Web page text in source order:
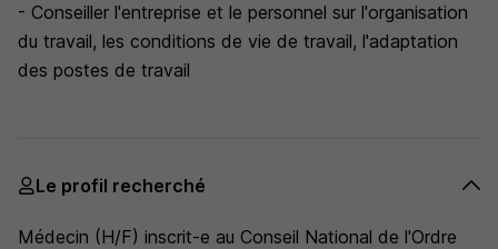
- Conseiller l'entreprise et le personnel sur l'organisation
du travail, les conditions de vie de travail, l'adaptation
des postes de travail
Le profil recherché
Médecin (H/F) inscrit-e au Conseil National de l'Ordre